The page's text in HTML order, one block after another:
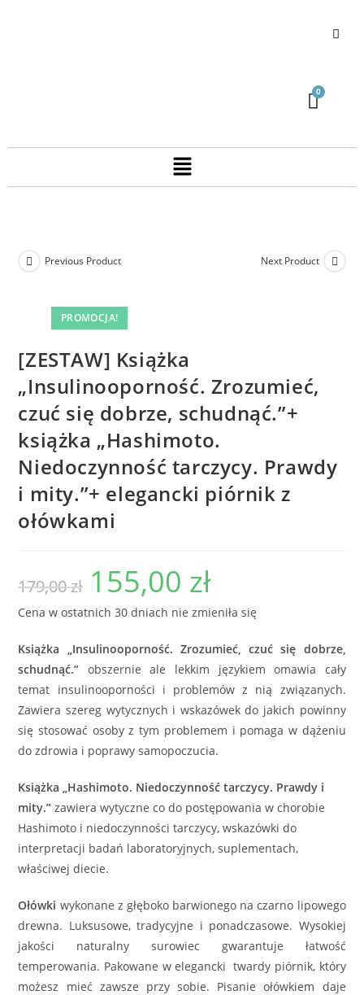
PROMOCJA!
Previous Product Next Product
[ZESTAW] Książka
„Insulinooporność. Zrozumieć,
czuć się dobrze, schudnąć.”+
książka „Hashimoto.
Niedoczynność tarczycy. Prawdy
i mity.”+ elegancki piórnik z
ołówkami
179,00zł 155,00 zł
Cena w ostatnich 30 dniach nie zmieniła się
Książka „Insulinooporność. Zrozumieć, czuć się dobrze,
schudnąć.” obszernie ale lekkim językiem omawia cały
temat insulinooporności i problemów z nią związanych.
Zawiera szereg wytycznych i wskazówek do jakich powinny
się stosować osoby z tym problemem i pomaga w dążeniu
do zdrowia i poprawy samopoczucia.
Książka „Hashimoto. Niedoczynność tarczycy. Prawdy i
mity.” zawiera wytyczne co do postępowania w chorobie
Hashimoto i niedoczynności tarczycy, wskazówki do
interpretacji badań laboratoryjnych, suplementach,
właściwej diecie.
Ołówki wykonane z głęboko barwionego na czarno lipowego
drewna. Luksusowe, tradycyjne i ponadczasowe. Wysokiej
jakości naturalny surowiec gwarantuje łatwość
temperowania. Pakowane w elegancki twardy piórnik, który
możesz mieć zawsze przy sobie. Pisanie ołówkiem daje